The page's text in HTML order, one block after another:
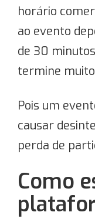
horário
ao evento
de 30
termine
Pois um
causar
perda de
Como